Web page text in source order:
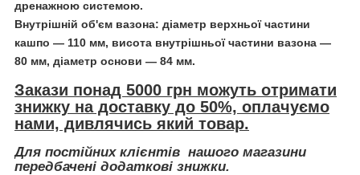
дренажною системою.
Внутрішній об'єм вазона: діаметр верхньої частини
кашпо — 110 мм, висота внутрішньої частини вазона —
80 мм, діаметр основи — 84 мм.
Закази понад 5000 грн можуть отримати
знижку на доставку до 50%, оплачуємо
нами, дивлячись який товар.
Для постійних клієнтів нашого магазини
передбачені додаткові знижки.